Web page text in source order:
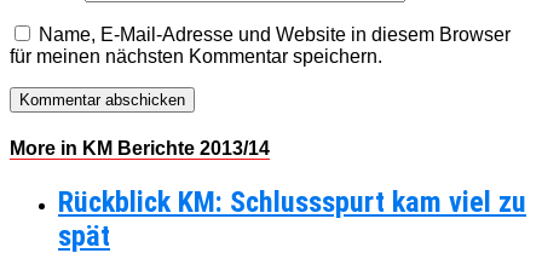
Name, E-Mail-Adresse und Website in diesem Browser
für meinen nächsten Kommentar speichern.
More in KM Berichte 2013/14
Rückblick KM: Schlussspurt kam viel zu
spät